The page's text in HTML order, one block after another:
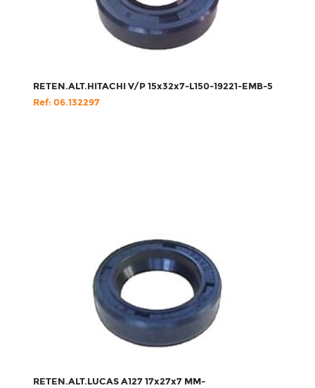
RETEN.ALT.HITACHI V/P 15x32x7-L150-19221-EMB-5
Ref: 06.132297
RETEN.ALT.LUCAS A127 17x27x7 MM-